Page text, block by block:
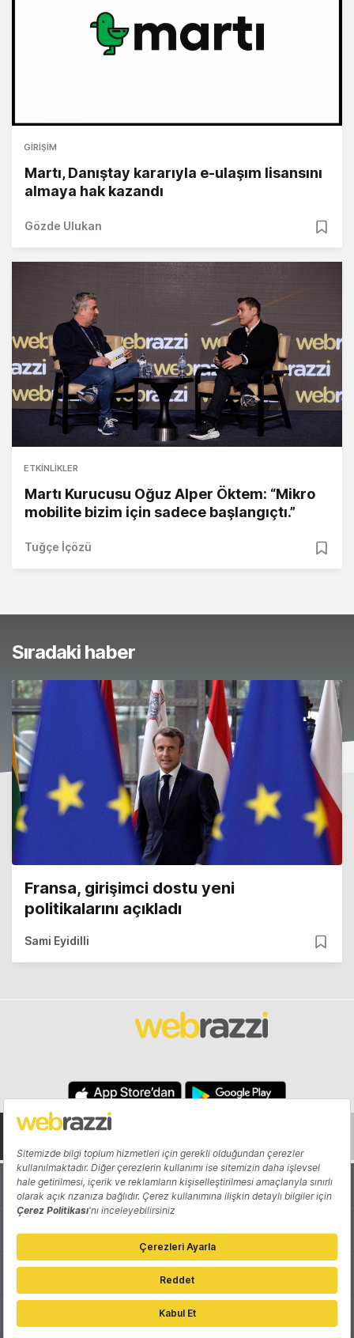
GIRIŞIM
Martı, Danıştay kararıyla e-ulaşım lisansını
almaya hak kazandı
Gözde Ulukan
ETKINLIKLER
Martı Kurucusu Oğuz Alper Öktem: “Mikro
mobilite bizim için sadece başlangıçtı.”
Tuğçe İçözü
Sıradaki haber
Fransa, girişimci dostu yeni
politikalarını açıkladı
Sami Eyidilli
Hakkında Yazarlar
Katkıda Bulun Reklam